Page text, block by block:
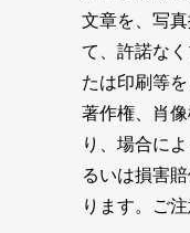
文章を、写
て、許諾な
たは印刷等
著作権、肖
り、場合に
るいは損害
ります。ご注